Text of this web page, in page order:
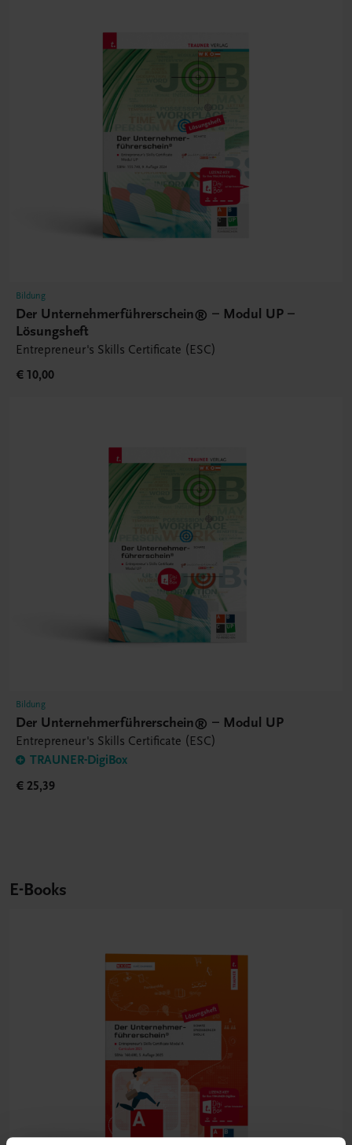
Bildung
Der Unternehmerführerschein® – Modul UP –
Lösungsheft
Entrepreneur's Skills Certificate (ESC)
€ 10,00
Bildung
Der Unternehmerführerschein® – Modul UP
Entrepreneur's Skills Certificate (ESC)
TRAUNER-DigiBox
€ 25,39
E-Books